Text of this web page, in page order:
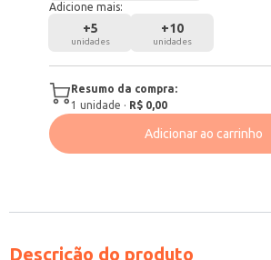
Adicione mais:
+5
unidades
+10
unidades
Resumo da compra:
1 unidade · R$ 0,00
Adicionar ao carrinho
Descrição do produto